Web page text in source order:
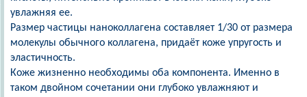
увлажняя ее.
Размер частицы наноколлагена составляет 1/30 от размера
молекулы обычного коллагена, придаёт коже упругость и
эластичность.
Коже жизненно необходимы оба компонента. Именно в
таком двойном сочетании они глубоко увлажняют и